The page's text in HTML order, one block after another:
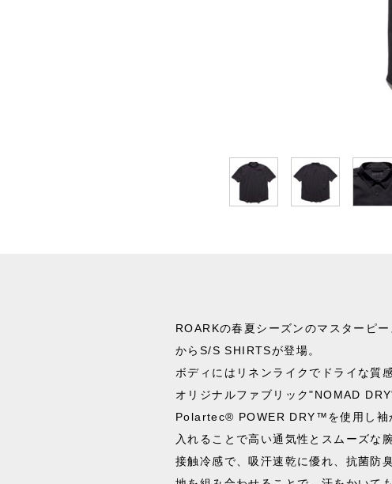
ROARKの春夏シーズンのマスターピ
からS/S SHIRTSが登場。
ボディにはリネンライクでドライな質
オリジナルファブリック"NOMAD
Polartec® POWER DRY™を使用し袖
入れることで高い通気性とスムーズな
接触冷感で、吸汗速乾に優れ、抗菌防